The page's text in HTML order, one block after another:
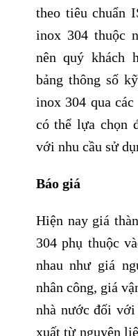
theo tiêu chuẩn
inox 304 thuộc
nên quý khách
bảng thông số
inox 304 qua
có thể lựa chọn
với nhu cầu sử
Báo giá
Hiện nay giá
304 phụ thuộc
nhau như giá
nhân công, giá
nhà nước đối với
xuất từ nguyên